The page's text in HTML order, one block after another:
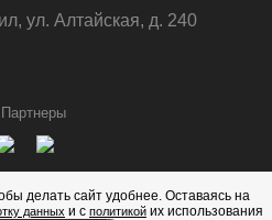
ул. Алтайская, д. 240
Партнеры
делать сайт удобнее. Оставаясь на
данных и с политикой их использования